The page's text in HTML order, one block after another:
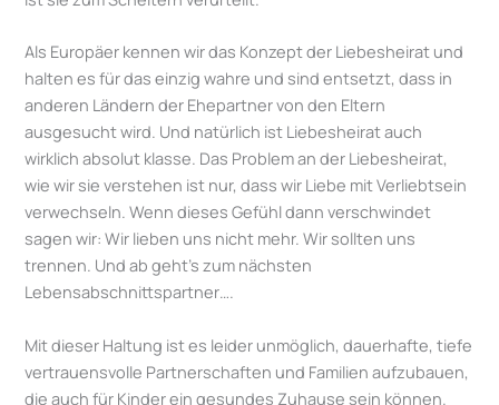
Als Europäer kennen wir das Konzept der Liebesheirat und
halten es für das einzig wahre und sind entsetzt, dass in
anderen Ländern der Ehepartner von den Eltern
ausgesucht wird. Und natürlich ist Liebesheirat auch
wirklich absolut klasse. Das Problem an der Liebesheirat,
wie wir sie verstehen ist nur, dass wir Liebe mit Verliebtsein
verwechseln. Wenn dieses Gefühl dann verschwindet
sagen wir: Wir lieben uns nicht mehr. Wir sollten uns
trennen. Und ab geht’s zum nächsten
Lebensabschnittspartner….
Mit dieser Haltung ist es leider unmöglich, dauerhafte, tiefe
vertrauensvolle Partnerschaften und Familien aufzubauen,
die auch für Kinder ein gesundes Zuhause sein können.